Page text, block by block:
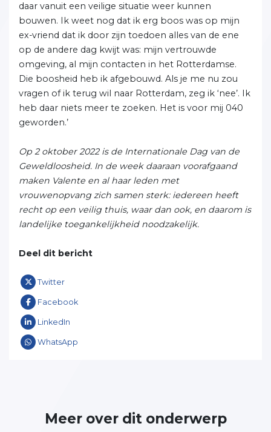
daar vanuit een veilige situatie weer kunnen
bouwen. Ik weet nog dat ik erg boos was op mijn
ex-vriend dat ik door zijn toedoen alles van de ene
op de andere dag kwijt was: mijn vertrouwde
omgeving, al mijn contacten in het Rotterdamse.
Die boosheid heb ik afgebouwd. Als je me nu zou
vragen of ik terug wil naar Rotterdam, zeg ik ‘nee’. Ik
heb daar niets meer te zoeken. Het is voor mij 040
geworden.’
Op 2 oktober 2022 is de Internationale Dag van de
Geweldloosheid. In de week daaraan voorafgaand
maken Valente en al haar leden met
vrouwenopvang zich samen sterk: iedereen heeft
recht op een veilig thuis, waar dan ook, en daarom is
landelijke toegankelijkheid noodzakelijk.
Deel dit bericht
Twitter
Facebook
LinkedIn
WhatsApp
Meer over dit onderwerp